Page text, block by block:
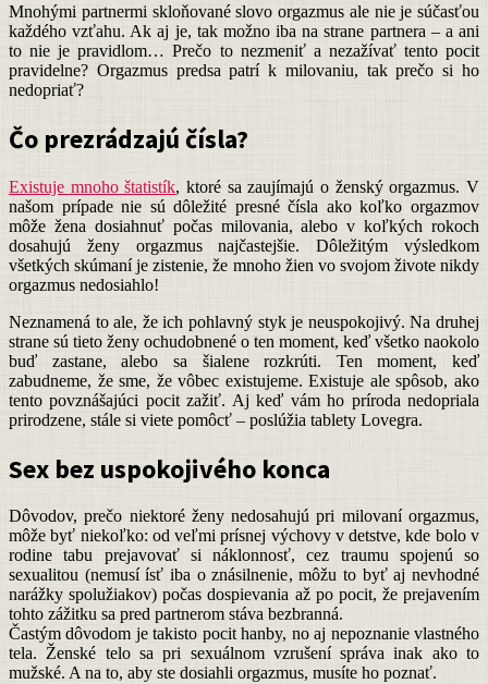
Mnohými partnermi skloňované slovo orgazmus ale nie je súčasťou
každého vzťahu. Ak aj je, tak možno iba na strane partnera – a ani
to nie je pravidlom… Prečo to nezmeniť a nezažívať tento pocit
pravidelne? Orgazmus predsa patrí k milovaniu, tak prečo si ho
nedopriať?
Čo prezrádzajú čísla?
Existuje mnoho štatistík, ktoré sa zaujímajú o ženský orgazmus. V
našom prípade nie sú dôležité presné čísla ako koľko orgazmov
môže žena dosiahnuť počas milovania, alebo v koľkých rokoch
dosahujú ženy orgazmus najčastejšie. Dôležitým výsledkom
všetkých skúmaní je zistenie, že mnoho žien vo svojom živote nikdy
orgazmus nedosiahlo!
Neznamená to ale, že ich pohlavný styk je neuspokojivý. Na druhej
strane sú tieto ženy ochudobnené o ten moment, keď všetko naokolo
buď zastane, alebo sa šialene rozkrúti. Ten moment, keď
zabudneme, že sme, že vôbec existujeme. Existuje ale spôsob, ako
tento povznášajúci pocit zažiť. Aj keď vám ho príroda nedopriala
prirodzene, stále si viete pomôcť – poslúžia tablety Lovegra.
Sex bez uspokojivého konca
Dôvodov, prečo niektoré ženy nedosahujú pri milovaní orgazmus,
môže byť niekoľko: od veľmi prísnej výchovy v detstve, kde bolo v
rodine tabu prejavovať si náklonnosť, cez traumu spojenú so
sexualitou (nemusí ísť iba o znásilnenie, môžu to byť aj nevhodné
narážky spolužiakov) počas dospievania až po pocit, že prejavením
tohto zážitku sa pred partnerom stáva bezbranná.
Častým dôvodom je takisto pocit hanby, no aj nepoznanie vlastného
tela. Ženské telo sa pri sexuálnom vzrušení správa inak ako to
mužské. A na to, aby ste dosiahli orgazmus, musíte ho poznať.